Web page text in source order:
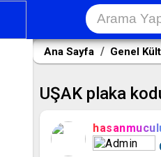
Ana Sayfa Genel
UŞAK plaka